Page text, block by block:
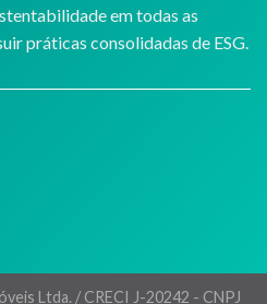
em todas as
práticas consolidadas de ESG.
Ltda. / CRECI J-20242 - CNPJ